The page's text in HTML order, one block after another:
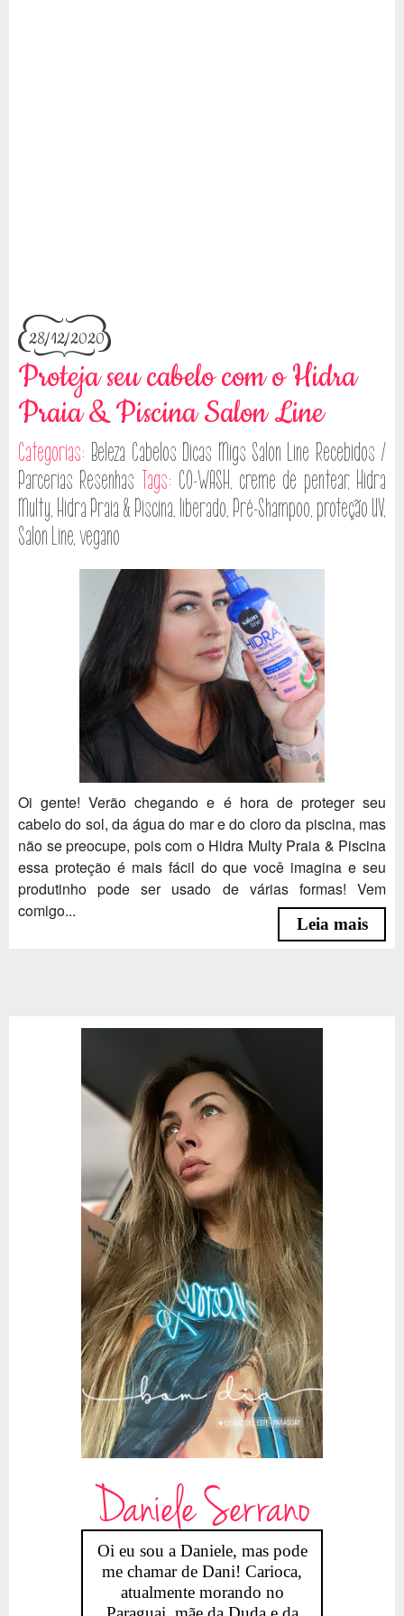
28/12/2020
Proteja seu cabelo com o Hidra
Praia & Piscina Salon Line
Categorias: Beleza Cabelos Dicas Migs Salon Line Recebidos /
Parcerias Resenhas Tags: CO-WASH, creme de pentear, Hidra
Multy, Hidra Praia & Piscina, liberado, Pré-Shampoo, proteção UV,
Salon Line,vegano
Oi gente! Verão chegando e é hora de proteger seu
cabelo do sol, da água do mar e do cloro da piscina, mas
não se preocupe, pois com o Hidra Multy Praia & Piscina
essa proteção é mais fácil do que você imagina e seu
produtinho pode ser usado de várias formas! Vem
comigo...
Leia mais
Daniele Serrano
Oi eu sou a Daniele, mas pode
me chamar de Dani! Carioca,
atualmente morando no